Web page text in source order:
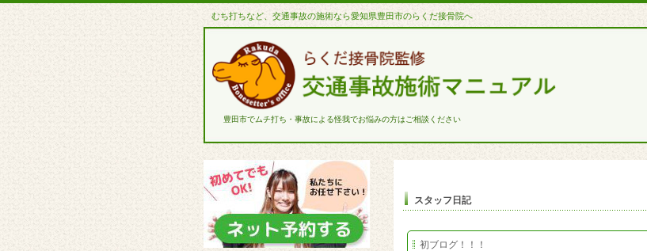
むち打ちなど、交通事故の施術なら愛知県豊田市のらくだ接骨院へ
豊田市でムチ打ち・事故による怪我でお悩みの方はご相談ください
スタッフ日記
初ブログ！！！